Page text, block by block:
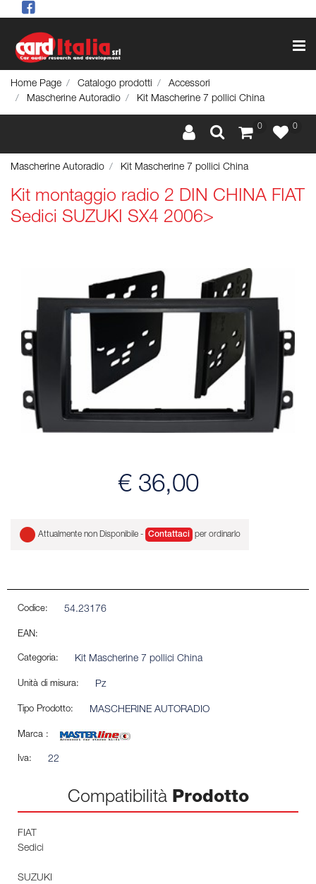
Home Page Catalogo prodotti
Accessori
Mascherine Autoradio
Kit Mascherine 7 pollici China
0 0
Mascherine Autoradio Kit Mascherine 7 pollici China
Kit montaggio radio 2 DIN CHINA FIAT
Sedici SUZUKI SX4 2006>
€ 36,00
Attualmente non Disponibile - Contattaci per ordinarlo
Codice: 54.23176
EAN:
Categoria: Kit Mascherine 7 pollici China
Unità di misura: Pz
Tipo Prodotto: MASCHERINE AUTORADIO
Marca :
Iva: 22
Compatibilità Prodotto
FIAT
Sedici
SUZUKI